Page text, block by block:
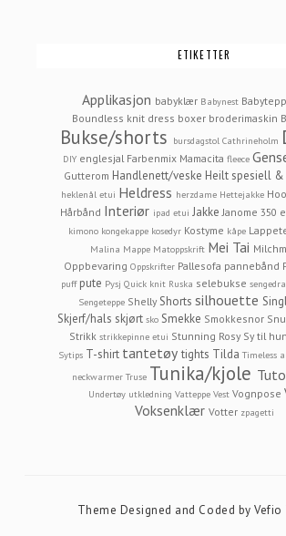
ETIKETTER
Applikasjon babyklær Babynest
Boundless knit dress boxer broderimaskin
Bukse/shorts bursdagstol Cathrineholm
DIY englesjal Farbenmix Mamacita fleece
Gutterom Handlenett/veske Heilt spesiell &
heklenål etui Heldress herzdame Hettejakke
Hårbånd Interiør ipad etui Jakke Janome 350 e
kimono kongekappe kosedyr Kostyme kåpe
Malina Mappe Matoppskrift Mei Tai
Oppbevaring Oppskrifter Pallesofa pannebånd
puff pute Pysj Quick knit Ruska selebukse
Sengeteppe Shelly Shorts silhouette
Skjerf/hals skjørt sko Smekke Smokkesnor
Strikk strikkepinne etui Stunning Rosy Sy til
Sytips T-shirt tantetøy tights Tilda Timeless
neckwarmer Truse Tunika/kjole
Undertøy utkledning Vatteppe Vest Vognpose
Voksenklær Votter zpagetti
Theme Designed and Coded byVefio